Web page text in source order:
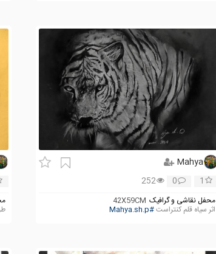
Mahya
1
0
252
محفل نقاشی و گرافیک 42X59CM
اثر سیاه قلم کنتراست#Mahya.sh.p